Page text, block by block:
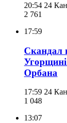
20:54 24
2 761
17:59
Скандал
Угорщині
Орбана
17:59 24
1 048
13:07